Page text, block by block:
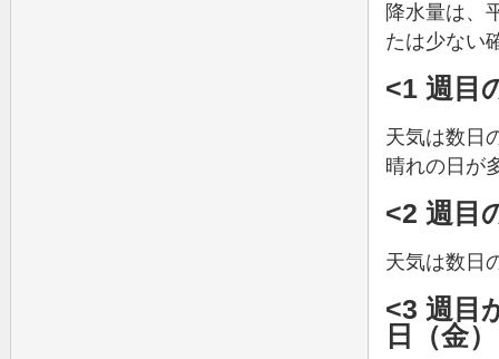
降水量は、
たは少ない
<1 週目
天気は数日
晴れの日が
<2 週目
天気は数日
<3 週目
日（金）